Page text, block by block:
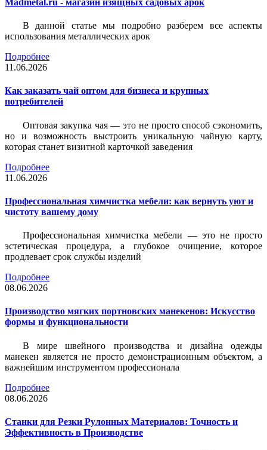
В данной статье мы подробно разберем все аспекты
использования металлических арок
Подробнее
11.06.2026
Как заказать чай оптом для бизнеса и крупных
потребителей
Оптовая закупка чая — это не просто способ сэкономить,
но и возможность выстроить уникальную чайную карту,
которая станет визитной карточкой заведения
Подробнее
11.06.2026
Профессиональная химчистка мебели: как вернуть уют и
чистоту вашему дому
Профессиональная химчистка мебели — это не просто
эстетическая процедура, а глубокое очищение, которое
продлевает срок службы изделий
Подробнее
08.06.2026
Производство мягких портновских манекенов: Искусство
формы и функциональности
В мире швейного производства и дизайна одежды
манекен является не просто демонстрационным объектом, а
важнейшим инструментом профессионала
Подробнее
08.06.2026
Станки для Резки Рулонных Материалов: Точность и
Эффективность в Производстве